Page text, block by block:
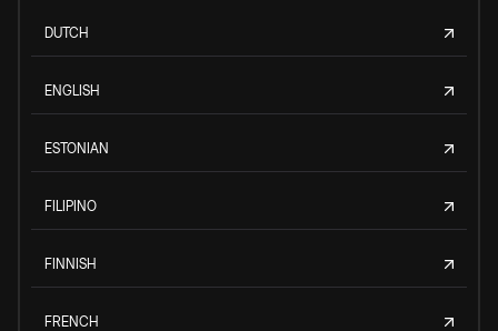
DUTCH
ENGLISH
ESTONIAN
FILIPINO
FINNISH
FRENCH